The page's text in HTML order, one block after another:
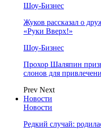
Шоу-Бизнес
Жуков рассказал о
«Руки Вверх!»
Шоу-Бизнес
Прохор Шаляпин
слонов для
Prev Next
Новости
Новости
Редкий случай: